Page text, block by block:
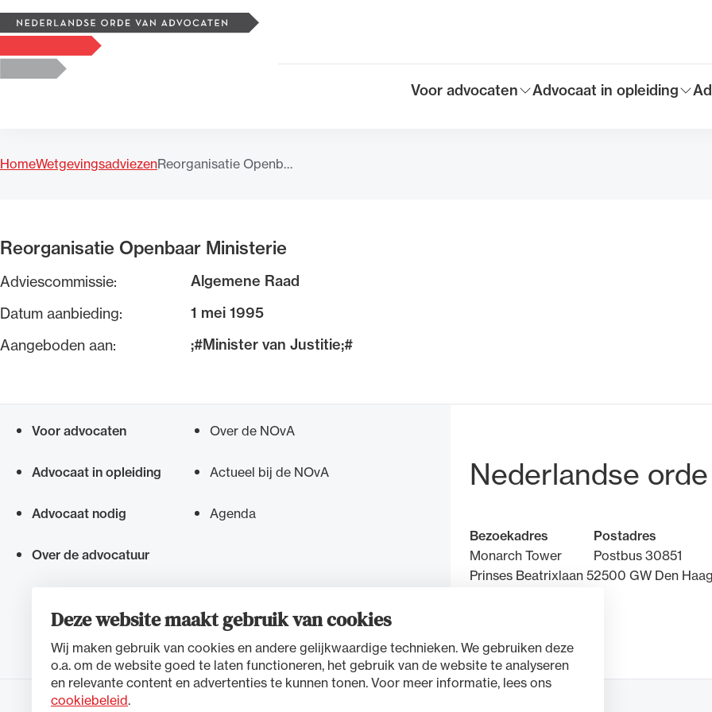
Deze website maakt gebruik van cookies
Wij maken gebruik van cookies en andere gelijkwaardige technieken. We gebruiken deze
o.a. om de website goed te laten functioneren, het gebruik van de website te analyseren
en relevante content en advertenties te kunnen tonen. Voor meer informatie, lees ons
cookiebeleid.
Logo, to the homepage
Toon submenu voor
Voor advocaten
Toon submenu voor
Advocaat in opleiding
HomeWetgevingsadviezenReorganisatie Openb…
Reorganisatie Openbaar Ministerie
Adviescommissie: Algemene Raad
Datum aanbieding: 1 mei 1995
Aangeboden aan: ;#Minister van Justitie;#
Snel navigeren naar
Voor advocaten
Advocaat in opleiding
Advocaat nodig
Over de advocatuur
Over de NOvA
Actueel bij de NOvA
Agenda
Bezoek- en
Nederlandse
Bezoekadres
Monarch Tower
Prinses Beatrixlaan 5
Postadres
Postbus 30851
2500 GW Den Haag
Contact
Zoeken
Uitgelicht
(Voda) en de Regeling op de advocatuur (Roda).